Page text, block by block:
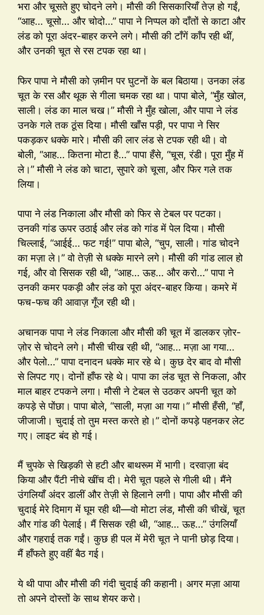
भरा और चूसते हुए चोदने लगे। मौसी की सिसकारियाँ तेज़ हो गईं,
“आह… चूसो… और चोदो…” पापा ने निप्पल को दाँतों से काटा और
लंड को पूरा अंदर-बाहर करने लगे। मौसी की टाँगें काँप रही थीं,
और उनकी चूत से रस टपक रहा था।
फिर पापा ने मौसी को ज़मीन पर घुटनों के बल बिठाया। उनका लंड
चूत के रस और थूक से गीला चमक रहा था। पापा बोले, “मुँह खोल,
साली। लंड का माल चख।” मौसी ने मुँह खोला, और पापा ने लंड
उनके गले तक ठूंस दिया। मौसी खाँस पड़ी, पर पापा ने सिर
पकड़कर धक्के मारे। मौसी की लार लंड से टपक रही थी। वो
बोली, “आह… कितना मोटा है…” पापा हँसे, “चूस, रंडी। पूरा मुँह में
ले।” मौसी ने लंड को चाटा, सुपारे को चूसा, और फिर गले तक
लिया।
पापा ने लंड निकाला और मौसी को फिर से टेबल पर पटका।
उनकी गांड ऊपर उठाई और लंड को गांड में पेल दिया। मौसी
चिल्लाई, “आईई… फट गई!” पापा बोले, “चुप, साली। गांड चोदने
का मज़ा ले।” वो तेज़ी से धक्के मारने लगे। मौसी की गांड लाल हो
गई, और वो सिसक रही थी, “आह… ऊह… और करो…” पापा ने
उनकी कमर पकड़ी और लंड को पूरा अंदर-बाहर किया। कमरे में
फच-फच की आवाज़ गूँज रही थी।
अचानक पापा ने लंड निकाला और मौसी की चूत में डालकर ज़ोर-
ज़ोर से चोदने लगे। मौसी चीख रही थी, “आह… मज़ा आ गया…
और पेलो…” पापा दनादन धक्के मार रहे थे। कुछ देर बाद वो मौसी
से लिपट गए। दोनों हाँफ रहे थे। पापा का लंड चूत से निकला, और
माल बाहर टपकने लगा। मौसी ने टेबल से उठकर अपनी चूत को
कपड़े से पोंछा। पापा बोले, “साली, मज़ा आ गया।” मौसी हँसी, “हाँ,
जीजाजी। चुदाई तो तुम मस्त करते हो।” दोनों कपड़े पहनकर लेट
गए। लाइट बंद हो गई।
मैं चुपके से खिड़की से हटी और बाथरूम में भागी। दरवाज़ा बंद
किया और पैंटी नीचे खींच दी। मेरी चूत पहले से गीली थी। मैंने
उंगलियाँ अंदर डालीं और तेज़ी से हिलाने लगी। पापा और मौसी की
चुदाई मेरे दिमाग में घूम रही थी—वो मोटा लंड, मौसी की चीखें, चूत
और गांड की पेलाई। मैं सिसक रही थी, “आह… ऊह…” उंगलियाँ
और गहराई तक गईं। कुछ ही पल में मेरी चूत ने पानी छोड़ दिया।
मैं हाँफते हुए वहीं बैठ गई।
ये थी पापा और मौसी की गंदी चुदाई की कहानी। अगर मज़ा आया
तो अपने दोस्तों के साथ शेयर करो।